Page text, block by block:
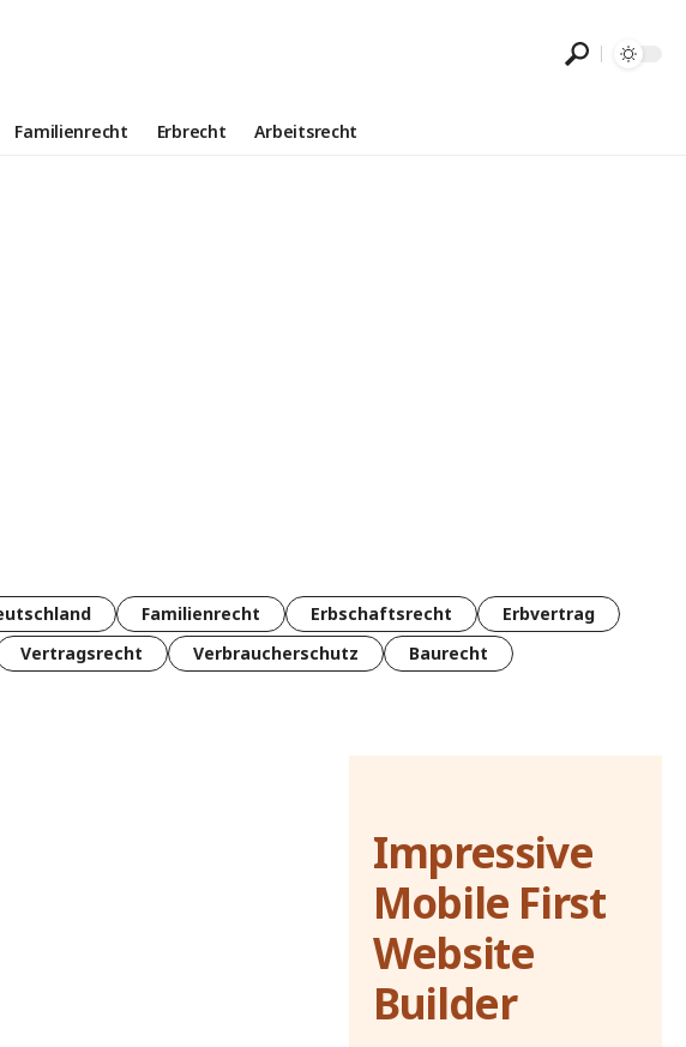
Familienrecht Erbrecht Arbeitsrecht
Familienrecht Erbschaftsrecht
Erbvertrag
Vertragsrecht Verbraucherschutz
Baurecht
Impressive
Mobile First
Website
Builder